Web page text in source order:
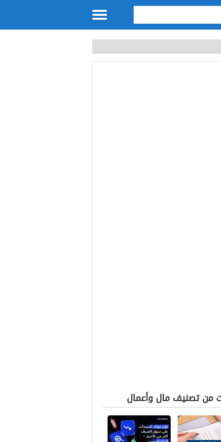
من تصنيف مال وأعمال